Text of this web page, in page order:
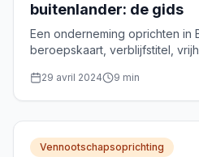
buitenlander: de gids
Een onderneming oprichten in
beroepskaart, verblijfstitel,
29 avril 2024 9 min
Vennootschapsoprichting